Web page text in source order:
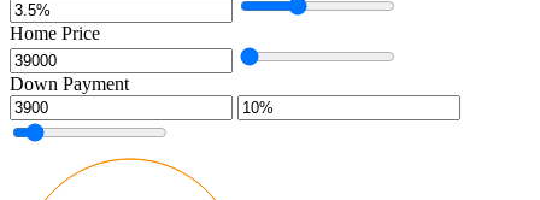
Home Price
Down Payment